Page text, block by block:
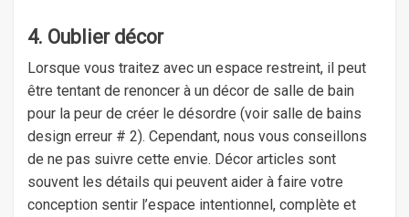
4. Oublier décor
Lorsque vous traitez avec un espace restreint, il peut
être tentant de renoncer à un décor de salle de bain
pour la peur de créer le désordre (voir salle de bains
design erreur # 2). Cependant, nous vous conseillons
de ne pas suivre cette envie. Décor articles sont
souvent les détails qui peuvent aider à faire votre
conception sentir l’espace intentionnel, complète et